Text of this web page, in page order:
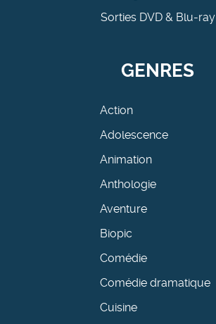
Sorties DVD & Blu-ray
GENRES
Action
Adolescence
Animation
Anthologie
Aventure
Biopic
Comédie
Comédie dramatique
Cuisine